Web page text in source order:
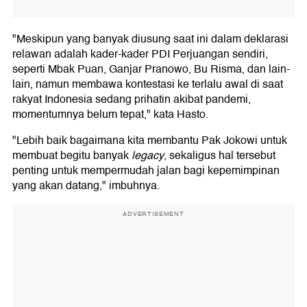
"Meskipun yang banyak diusung saat ini dalam deklarasi
relawan adalah kader-kader PDI Perjuangan sendiri,
seperti Mbak Puan, Ganjar Pranowo, Bu Risma, dan lain-
lain, namun membawa kontestasi ke terlalu awal di saat
rakyat Indonesia sedang prihatin akibat pandemi,
momentumnya belum tepat," kata Hasto.
"Lebih baik bagaimana kita membantu Pak Jokowi untuk
membuat begitu banyaklegacy, sekaligus hal tersebut
penting untuk mempermudah jalan bagi kepemimpinan
yang akan datang," imbuhnya.
ADVERTISEMENT